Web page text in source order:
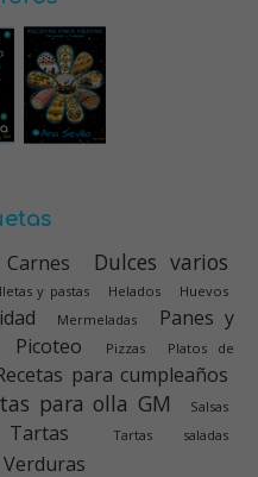
Carnes Dulces varios
y pastas Helados Huevos
Mermeladas
Panes y
Picoteo Pizzas
Platos de
para cumpleaños
para olla GM
Salsas
Tartas Tartas saladas
Verduras